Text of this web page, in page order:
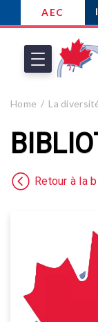
AEC
Home La
Retour à la